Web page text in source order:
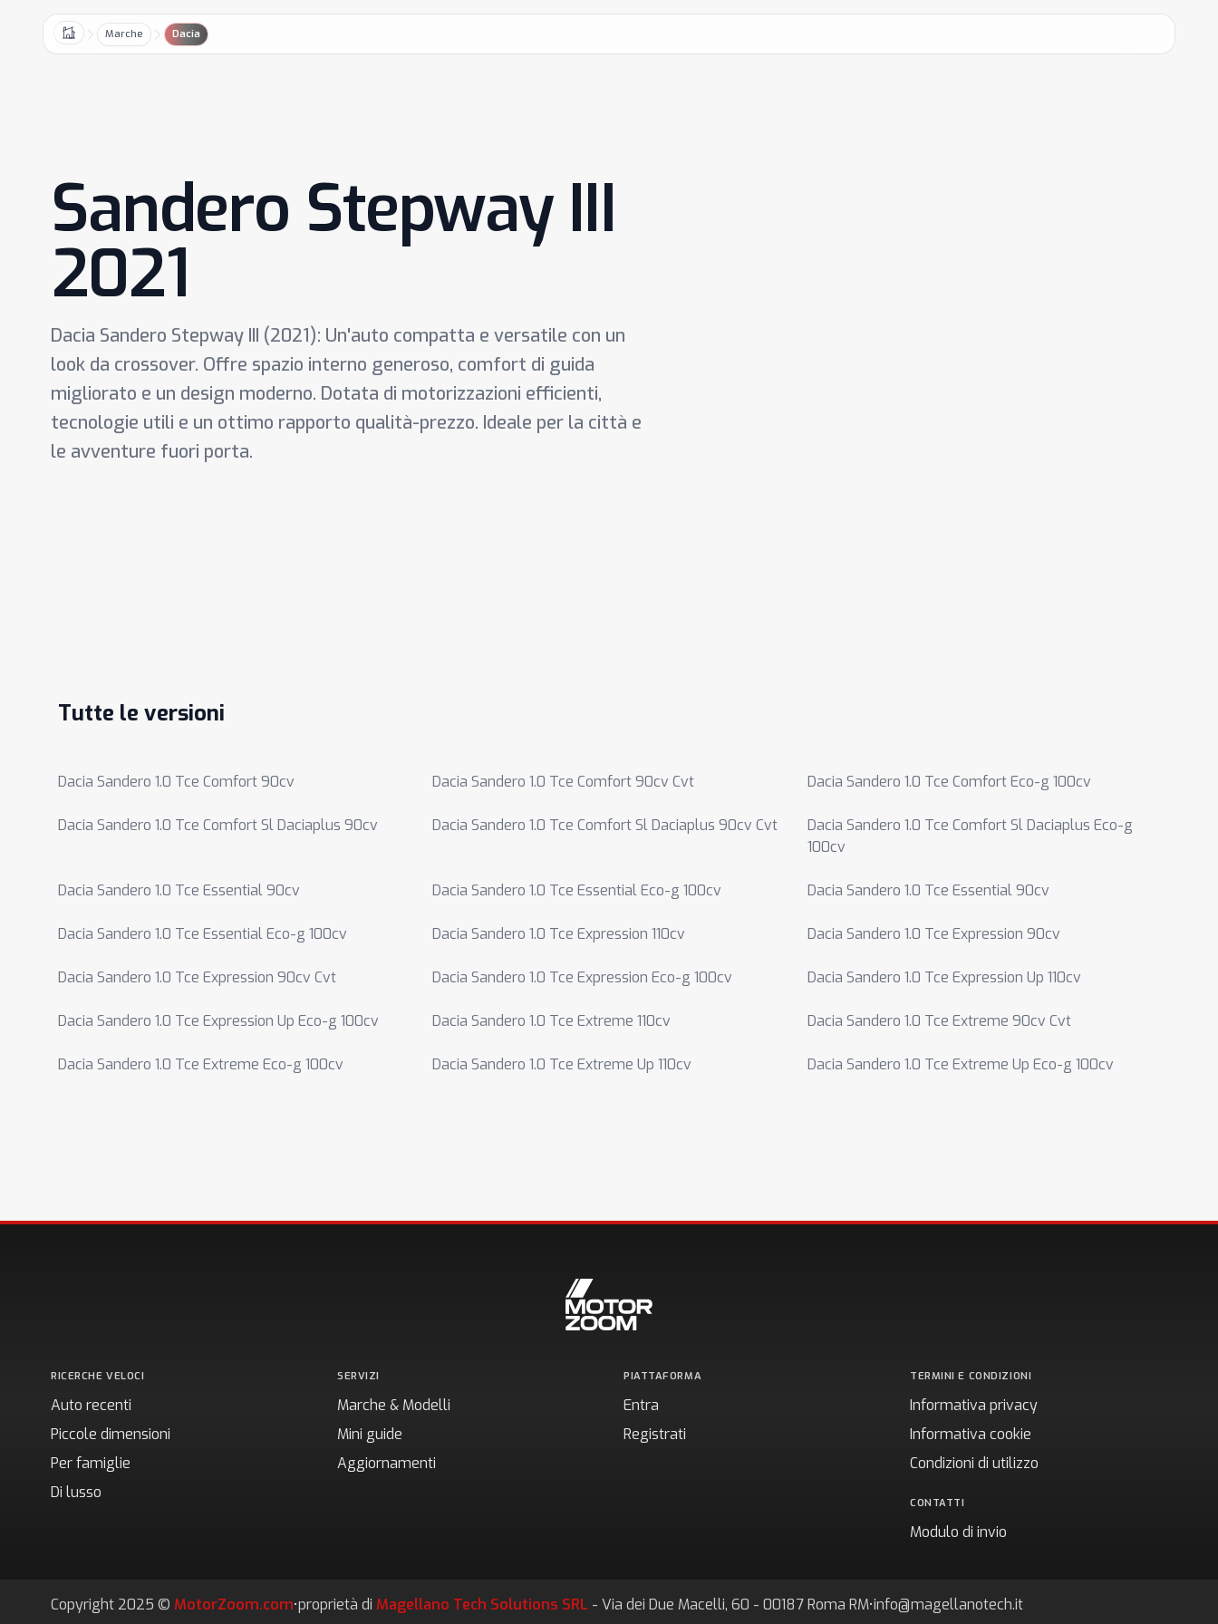
Home Marche Dacia
Sandero Stepway III
2021
Dacia Sandero Stepway III (2021): Un'auto compatta e versatile con un
look da crossover. Offre spazio interno generoso, comfort di guida
migliorato e un design moderno. Dotata di motorizzazioni efficienti,
tecnologie utili e un ottimo rapporto qualità-prezzo. Ideale per la città e
le avventure fuori porta.
Tutte le versioni
Dacia Sandero 1.0 Tce Comfort 90cv Dacia Sandero 1.0 Tce Comfort 90cv Cvt Dacia Sandero 1.0 Tce Comfort Eco-g 100cv
Dacia Sandero 1.0 Tce Comfort Sl Daciaplus 90cv Dacia Sandero 1.0 Tce Comfort Sl Daciaplus 90cv Cvt
Dacia Sandero 1.0 Tce Comfort Sl Daciaplus Eco-g
100cv
Dacia Sandero 1.0 Tce Essential 90cv Dacia Sandero 1.0 Tce Essential Eco-g 100cv Dacia Sandero 1.0 Tce Essential 90cv
Dacia Sandero 1.0 Tce Essential Eco-g 100cv Dacia Sandero 1.0 Tce Expression 110cv Dacia Sandero 1.0 Tce Expression 90cv
Dacia Sandero 1.0 Tce Expression 90cv Cvt Dacia Sandero 1.0 Tce Expression Eco-g 100cv Dacia Sandero 1.0 Tce Expression Up 110cv
Dacia Sandero 1.0 Tce Expression Up Eco-g 100cv Dacia Sandero 1.0 Tce Extreme 110cv Dacia Sandero 1.0 Tce Extreme 90cv Cvt
Dacia Sandero 1.0 Tce Extreme Eco-g 100cv Dacia Sandero 1.0 Tce Extreme Up 110cv Dacia Sandero 1.0 Tce Extreme Up Eco-g 100cv
RICERCHE VELOCI
Auto recenti
Piccole dimensioni
Per famiglie
Di lusso
SERVIZI
Marche & Modelli
Mini guide
Aggiornamenti
PIATTAFORMA
Entra
Registrati
TERMINI E CONDIZIONI
Informativa privacy
Informativa cookie
Condizioni di utilizzo
CONTATTI
Modulo di invio
Copyright 2025 © MotorZoom.com•proprietà di Magellano Tech Solutions SRL - Via dei Due Macelli, 60 - 00187 Roma RM•info@magellanotech.it